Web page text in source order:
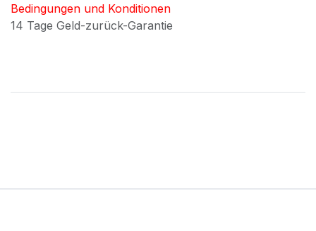
Bedingungen und Konditionen
14 Tage Geld-zurück-Garantie